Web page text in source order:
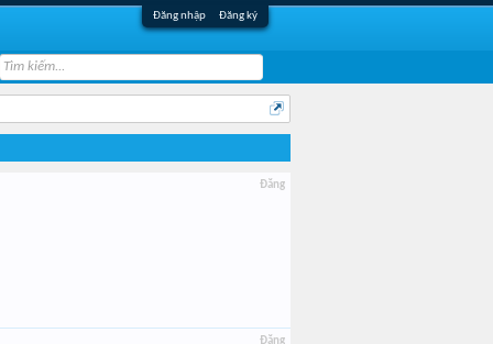
Đăng nhập Đăng ký
Đăng
Đăng